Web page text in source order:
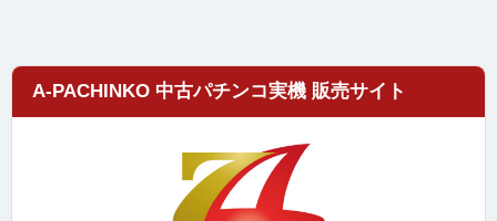
A-PACHINKO 中古パチンコ実機 販売サイト